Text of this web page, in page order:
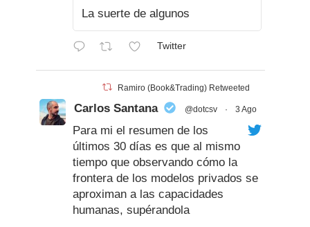
La suerte de algunos
Twitter
Ramiro (Book&Trading) Retweeted
Carlos Santana @dotcsv · 3 Ago
Para mi el resumen de los
últimos 30 días es que al mismo
tiempo que observando cómo la
frontera de los modelos privados se
aproximan a las capacidades
humanas, supérandola